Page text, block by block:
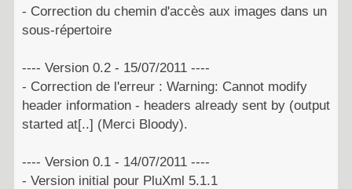
- Correction du chemin d'accès aux images dans un
sous-répertoire
---- Version 0.2 - 15/07/2011 ----
- Correction de l'erreur : Warning: Cannot modify
header information - headers already sent by (output
started at[..] (Merci Bloody).
---- Version 0.1 - 14/07/2011 ----
- Version initial pour PluXml 5.1.1